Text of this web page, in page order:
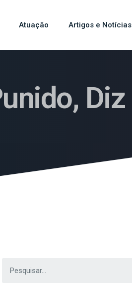
Atuação Artigos e Notícias
Diz